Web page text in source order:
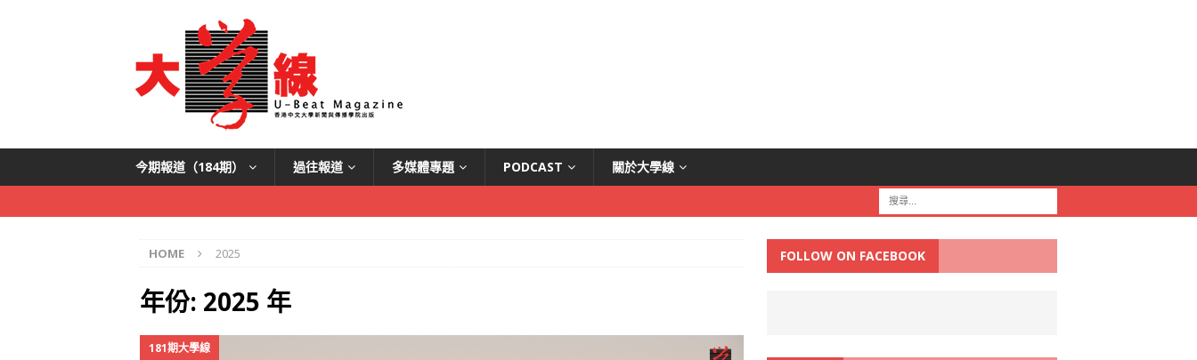
今期報道（184期） 過往報道 多媒體專題 PODCAST 關於大學線
HOME 2025
年份: 2025 年
181期大學線
FOLLOW ON FACEBOOK